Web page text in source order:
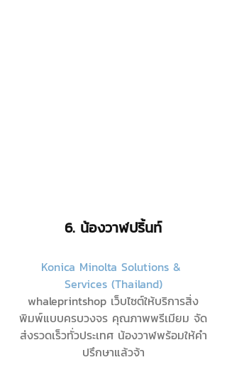
6. น้องวาฬปริ้นท์
Konica Minolta Solutions &
Services (Thailand)
whaleprintshop เว็บไซต์ให้บริการสิ่ง
พิมพ์แบบครบวงจร คุณภาพพรีเมียม จัด
ส่งรวดเร็วทั่วประเทศ น้องวาฬพร้อมให้คำ
ปรึกษาแล้วจ้า